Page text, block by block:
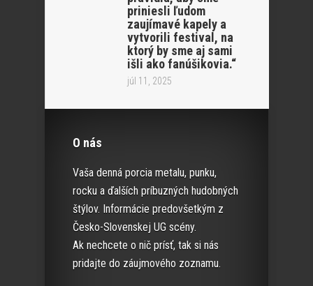
priniesli ľudom
zaujímavé kapely a
vytvorili festival, na
ktorý by sme aj sami
išli ako fanúšikovia.“
júl 11, 2025
O nás
Vaša denná porcia metalu, punku,
rocku a ďalších príbuzných hudobných
štýlov. Informácie predovšetkým z
Česko-Slovenskej UG scény.
Ak nechcete o nič prísť, tak si nás
pridajte do záujmového zoznamu.